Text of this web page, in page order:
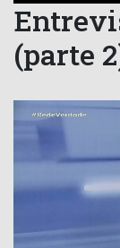
(parte